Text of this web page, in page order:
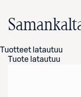
Tuotteet latautuu
Tuote latautuu